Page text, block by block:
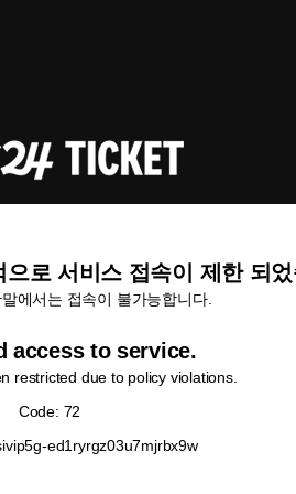
로 서비스 접속이 제한 되
에서는 접속이 불가능합니다.
access to service.
restricted due to policy violations.
Code: 72
ed1ryrgz03u7mjrbx9w